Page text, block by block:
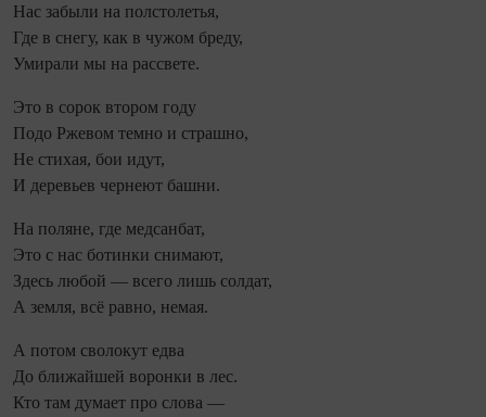
Нас забыли на полстолетья,
Где в снегу, как в чужом бреду,
Умирали мы на рассвете.
Это в сорок втором году
Подо Ржевом темно и страшно,
Не стихая, бои идут,
И деревьев чернеют башни.
На поляне, где медсанбат,
Это с нас ботинки снимают,
Здесь любой — всего лишь солдат,
А земля, всё равно, немая.
А потом сволокут едва
До ближайшей воронки в лес.
Кто там думает про слова —